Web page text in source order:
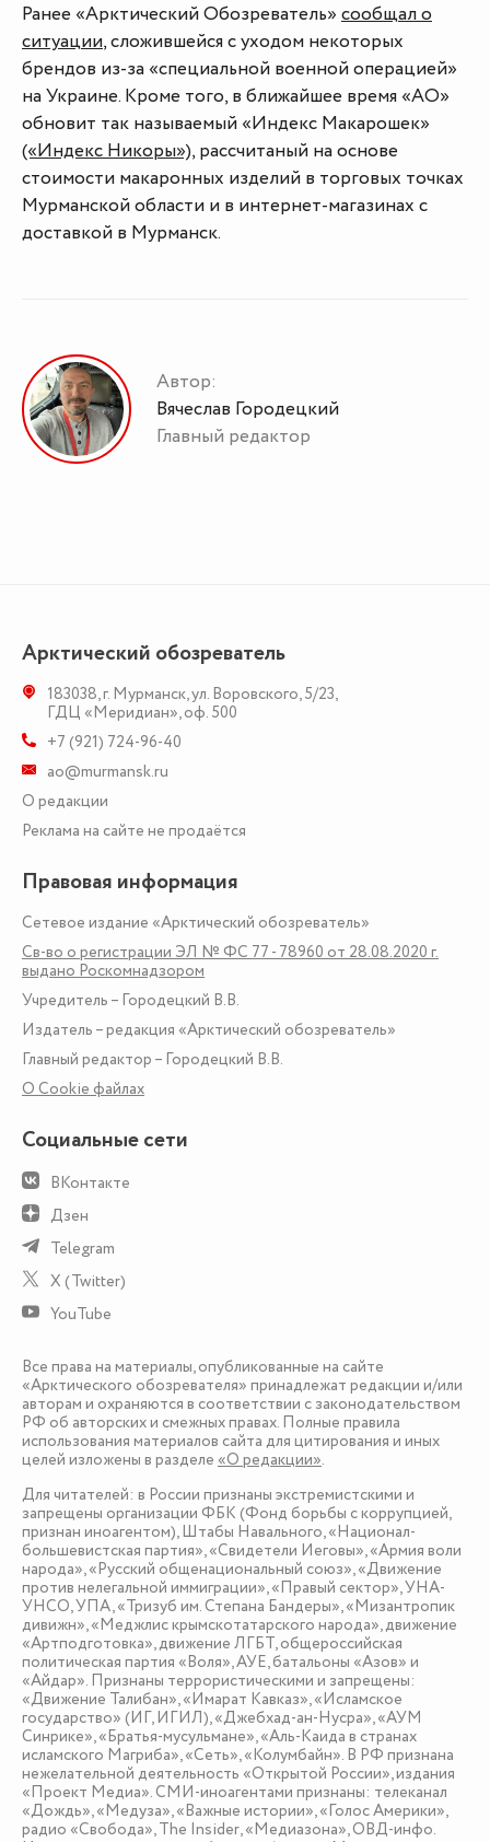
Ранее «Арктический Обозреватель» сообщал о
ситуации, сложившейся с уходом некоторых
брендов из-за «специальной военной операцией»
на Украине. Кроме того, в ближайшее время «АО»
обновит так называемый «Индекс Макарошек»
(«Индекс Никоры»), рассчитаный на основе
стоимости макаронных изделий в торговых точках
Мурманской области и в интернет-магазинах с
доставкой в Мурманск.
Автор:
Вячеслав Городецкий
Главный редактор
Арктический обозреватель
183038,г. Мурманск,ул. Воровского, 5/23,
ГДЦ «Меридиан», оф. 500
+7 (921) 724-96-40
ao@murmansk.ru
О редакции
Реклама на сайте не продаётся
Правовая информация
Сетевое издание «Арктический обозреватель»
Св-во о регистрации ЭЛ № ФС 77 - 78960 от 28.08.2020 г.
выдано Роскомнадзором
Учредитель – Городецкий В.В.
Издатель – редакция «Арктический обозреватель»
Главный редактор – Городецкий В.В.
О Сookie файлах
Социальные сети
ВКонтакте
Дзен
Telegram
X (Twitter)
YouTube
Все права на материалы, опубликованные на сайте
«Арктического обозревателя» принадлежат редакции и/или
авторам и охраняются в соответствии с законодательством
РФ об авторских и смежных правах. Полные правила
использования материалов сайта для цитирования и иных
целей изложены в разделе «О редакции».
Для читателей: в России признаны экстремистскими и
запрещены организации ФБК (Фонд борьбы с коррупцией,
признан иноагентом), Штабы Навального, «Национал-
большевистская партия», «Свидетели Иеговы», «Армия воли
народа», «Русский общенациональный союз», «Движение
против нелегальной иммиграции», «Правый сектор», УНА-
УНСО, УПА, «Тризуб им. Степана Бандеры», «Мизантропик
дивижн», «Меджлис крымскотатарского народа», движение
«Артподготовка», движение ЛГБТ, общероссийская
политическая партия «Воля», АУЕ, батальоны «Азов» и
«Айдар». Признаны террористическими и запрещены:
«Движение Талибан», «Имарат Кавказ», «Исламское
государство» (ИГ, ИГИЛ), «Джебхад-ан-Нусра», «АУМ
Синрике», «Братья-мусульмане», «Аль-Каида в странах
исламского Магриба», «Сеть», «Колумбайн». В РФ признана
нежелательной деятельность «Открытой России», издания
«Проект Медиа». СМИ-иноагентами признаны: телеканал
«Дождь», «Медуза», «Важные истории», «Голос Америки»,
радио «Свобода», The Insider, «Медиазона», ОВД-инфо.